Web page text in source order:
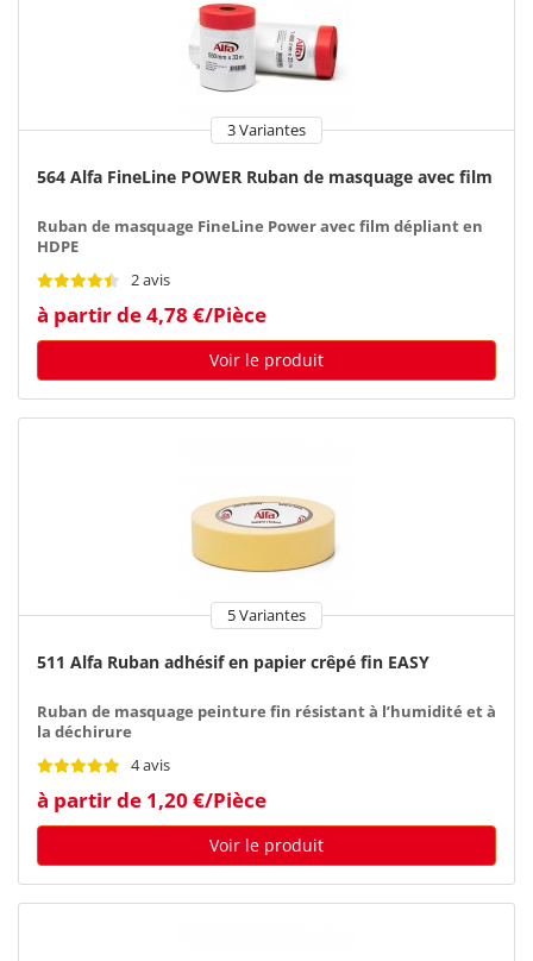
3 Variantes
564 Alfa FineLine POWER Ruban de masquage avec film
Ruban de masquage FineLine Power avec film dépliant en
HDPE
2 avis
à partir de 4,78 €/Pièce
Voir le produit
5 Variantes
511 Alfa Ruban adhésif en papier crêpé fin EASY
Ruban de masquage peinture fin résistant à l’humidité et à
la déchirure
4 avis
à partir de 1,20 €/Pièce
Voir le produit